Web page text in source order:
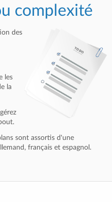
complexité
des
les
la
sont assortis d'une
français et espagnol.